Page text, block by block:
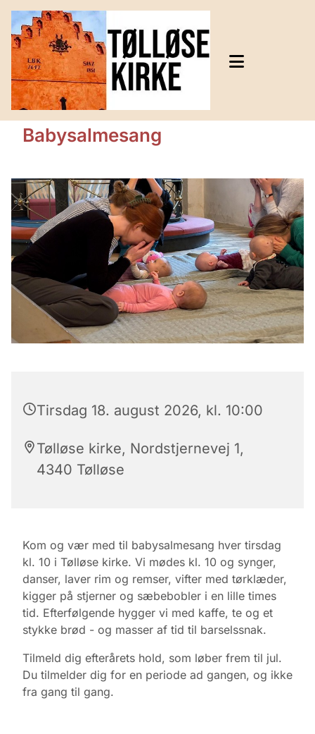
Babysalmesang
Tirsdag 18. august 2026, kl. 10:00
Tølløse kirke, Nordstjernevej 1,
4340 Tølløse
Kom og vær med til babysalmesang hver tirsdag
kl. 10 i Tølløse kirke. Vi mødes kl. 10 og synger,
danser, laver rim og remser, vifter med tørklæder,
kigger på stjerner og sæbebobler i en lille times
tid. Efterfølgende hygger vi med kaffe, te og et
stykke brød - og masser af tid til barselssnak.
Tilmeld dig efterårets hold, som løber frem til jul.
Du tilmelder dig for en periode ad gangen, og ikke
fra gang til gang.